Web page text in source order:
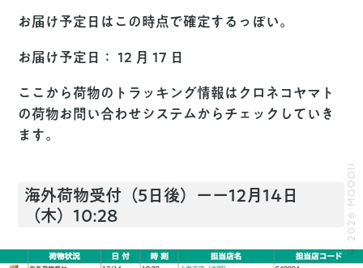
お届け予定日はこの時点で確定するっぽい。
お届け予定日： 12 月 17 日
ここから荷物のトラッキング情報はクロネコヤマト
の荷物お問い合わせシステムからチェックしていき
ます。
海外荷物受付（5日後）ーー12月14日
（木）10:28
© 2026 MOOOII.